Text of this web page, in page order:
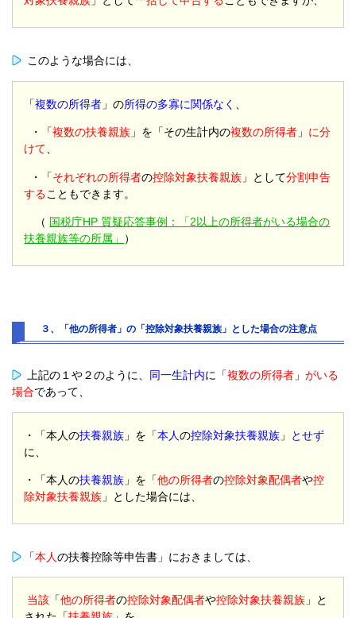
このような場合には、
「複数の所得者 」の所得の多寡に関係なく
・「複数の扶養親族 」を「その生計内の複数の所得者 」 に分
けて
・「それぞれの所得者の控除対象扶養親族 」として分割申告
することもできます。
（ 国税庁HP 質疑応答事例：「2以上の所得者がいる場合の
扶養親族等の所属」
）
３、「他の所得者」の「控除対象扶養親族」とした場合の注意点
上記の１や２のように、 同一生計内に「複数の所得者 」 がいる
場合であって、
・「本人の扶養親族 」を「本人の控除対象扶養親族 」
とせず
に、
・「本人の扶養親族 」を「他の所得者の控除対象配偶者や控
除対象扶養親族 」とした場合には、
「本人の扶養控除等申告書」におきましては、
当該 「他の所得者の控除対象配偶者や控除対象扶養親族 」と